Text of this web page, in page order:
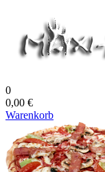
0
0,00 €
Warenkorb